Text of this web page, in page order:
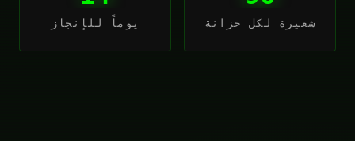
يوماً للإنجاز شعيرة لكل خزانة